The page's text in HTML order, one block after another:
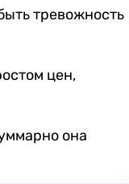
тревожность
цен,
она